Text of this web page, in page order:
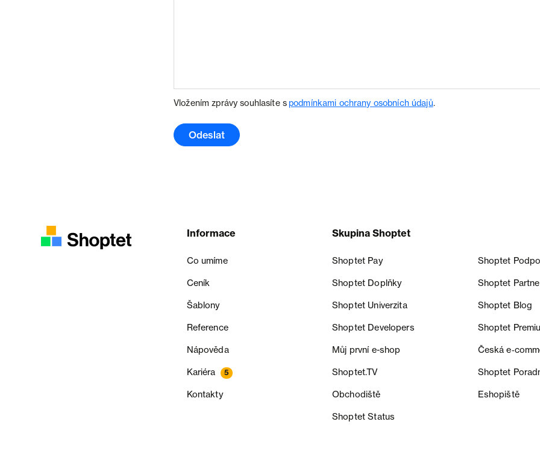
Vložením zprávy souhlasíte spodmínkami ochrany osobních údajů.
Odeslat
Informace
Co umíme
Ceník
Šablony
Reference
Nápověda
Kariéra 5
Kontakty
Skupina Shoptet
Shoptet Pay Shoptet
Shoptet Doplňky Shoptet
Shoptet Univerzita Shoptet Blog
Shoptet Developers Shoptet
Můj první e-shop Česká
Shoptet.TV Shoptet
Obchodiště Eshopiště
Shoptet Status